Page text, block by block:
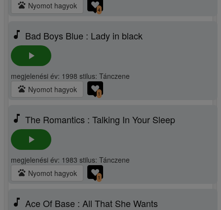
pets Nyomot hagyok 4
music_note Bad Boys Blue : Lady in black
play_arrow
megjelenési év: 1998 stilus: Tánczene
pets Nyomot hagyok 1
music_note The Romantics : Talking In Your Sleep
play_arrow
megjelenési év: 1983 stilus: Tánczene
pets Nyomot hagyok 1
music_note Ace Of Base : All That She Wants